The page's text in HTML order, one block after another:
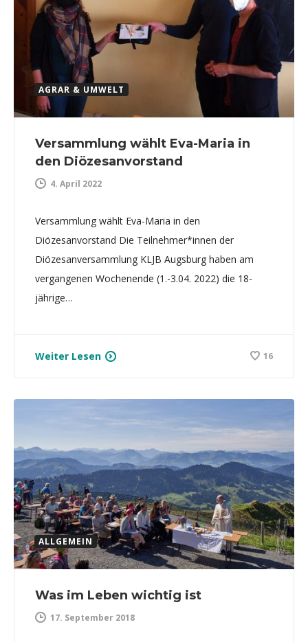
AGRAR & UMWELT
Versammlung wählt Eva-Maria in
den Diözesanvorstand
4. April 2022
Versammlung wählt Eva-Maria in den
Diözesanvorstand Die Teilnehmer*innen der
Diözesanversammlung KLJB Augsburg haben am
vergangenen Wochenende (1.-3.04. 2022) die 18-
jährige…
Weiter Lesen 16
ALLGEMEIN
Was im Leben wichtig ist
17. September 2018